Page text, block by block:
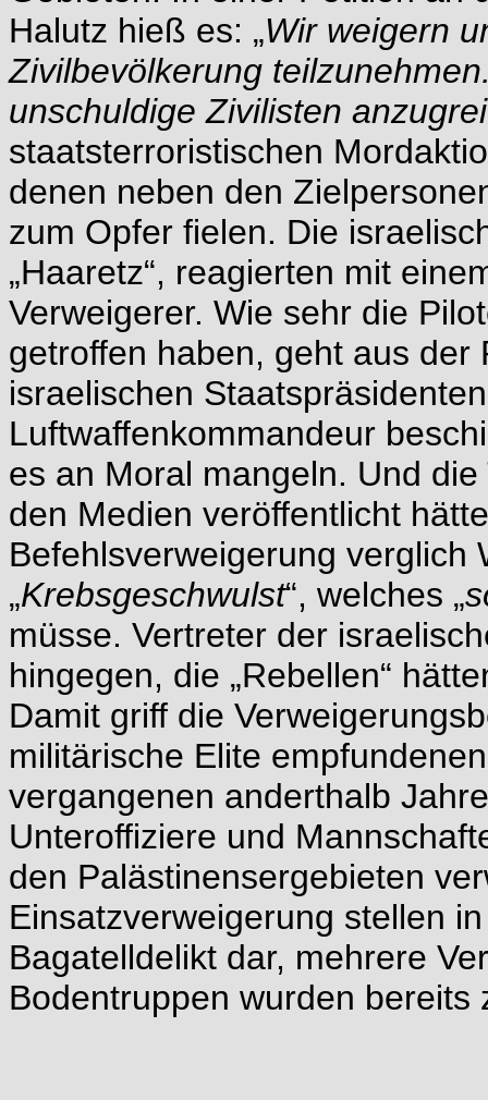
Halutz hieß es: „Wir weigern
Zivilbevölkerung
unschuldige Zivilisten
staatsterroristischen
denen neben den
zum Opfer fielen. Die
„Haaretz“, reagierten mit
Verweigerer. Wie sehr die
getroffen haben, geht aus der
israelischen
Luftwaffenkommandeur
es an Moral mangeln. Und
den Medien veröffentlicht
Befehlsverweigerung verglich
„Krebsgeschwulst“, welches „
müsse. Vertreter der
hingegen, die „Rebellen“
Damit griff die
militärische Elite
vergangenen anderthalb
Unteroffiziere und
den Palästinensergebieten
Einsatzverweigerung stellen
Bagatelldelikt dar, mehrere
Bodentruppen wurden bereits